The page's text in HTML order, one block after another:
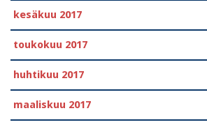
kesäkuu 2017
toukokuu 2017
huhtikuu 2017
maaliskuu 2017